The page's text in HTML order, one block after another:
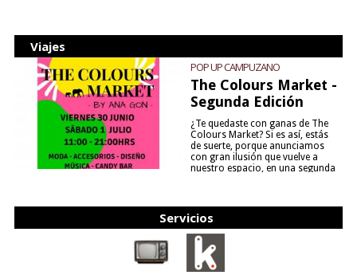
Viajes
POP UP CAMPUZANO
The Colours Market -
Segunda Edición
¿Te quedaste con ganas de The
Colours Market? Si es así, estás
de suerte, porque anunciamos
con gran ilusión que vuelve a
nuestro espacio, en una segunda
Servicios